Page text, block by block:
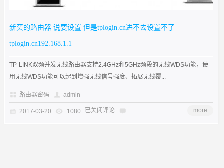
新买的路由器 说要设置 但是tplogin.cn进不去设置不了
tplogin.cn192.168.1.1
TP-LINK双频并发无线路由器支持2.4GHz和5GHz频段的无线WDS功能，使
用无线WDS功能可以起到增强无线信号强度、拓展无线覆...
路由器密码 admin
2017-03-20 1080 已关闭评论 more